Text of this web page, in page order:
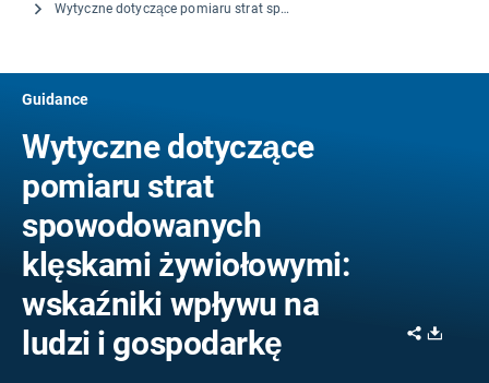
Wytyczne dotyczące pomiaru strat spowodowanych klęskami żywiołowymi: wskaźniki wpływu na ludzi i gospodarkę
Guidance
Wytyczne dotyczące
pomiaru strat
spowodowanych
klęskami żywiołowymi:
wskaźniki wpływu na
ludzi i gospodarkę
Share